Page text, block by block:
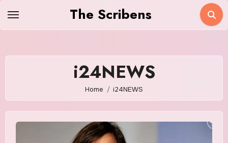
The Scribens
i24NEWS
Home i24NEWS